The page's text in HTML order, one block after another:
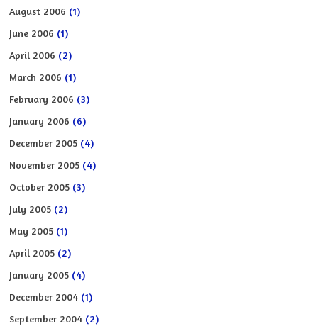
August 2006 (1)
June 2006 (1)
April 2006 (2)
March 2006 (1)
February 2006 (3)
January 2006 (6)
December 2005 (4)
November 2005 (4)
October 2005 (3)
July 2005 (2)
May 2005 (1)
April 2005 (2)
January 2005 (4)
December 2004 (1)
September 2004 (2)